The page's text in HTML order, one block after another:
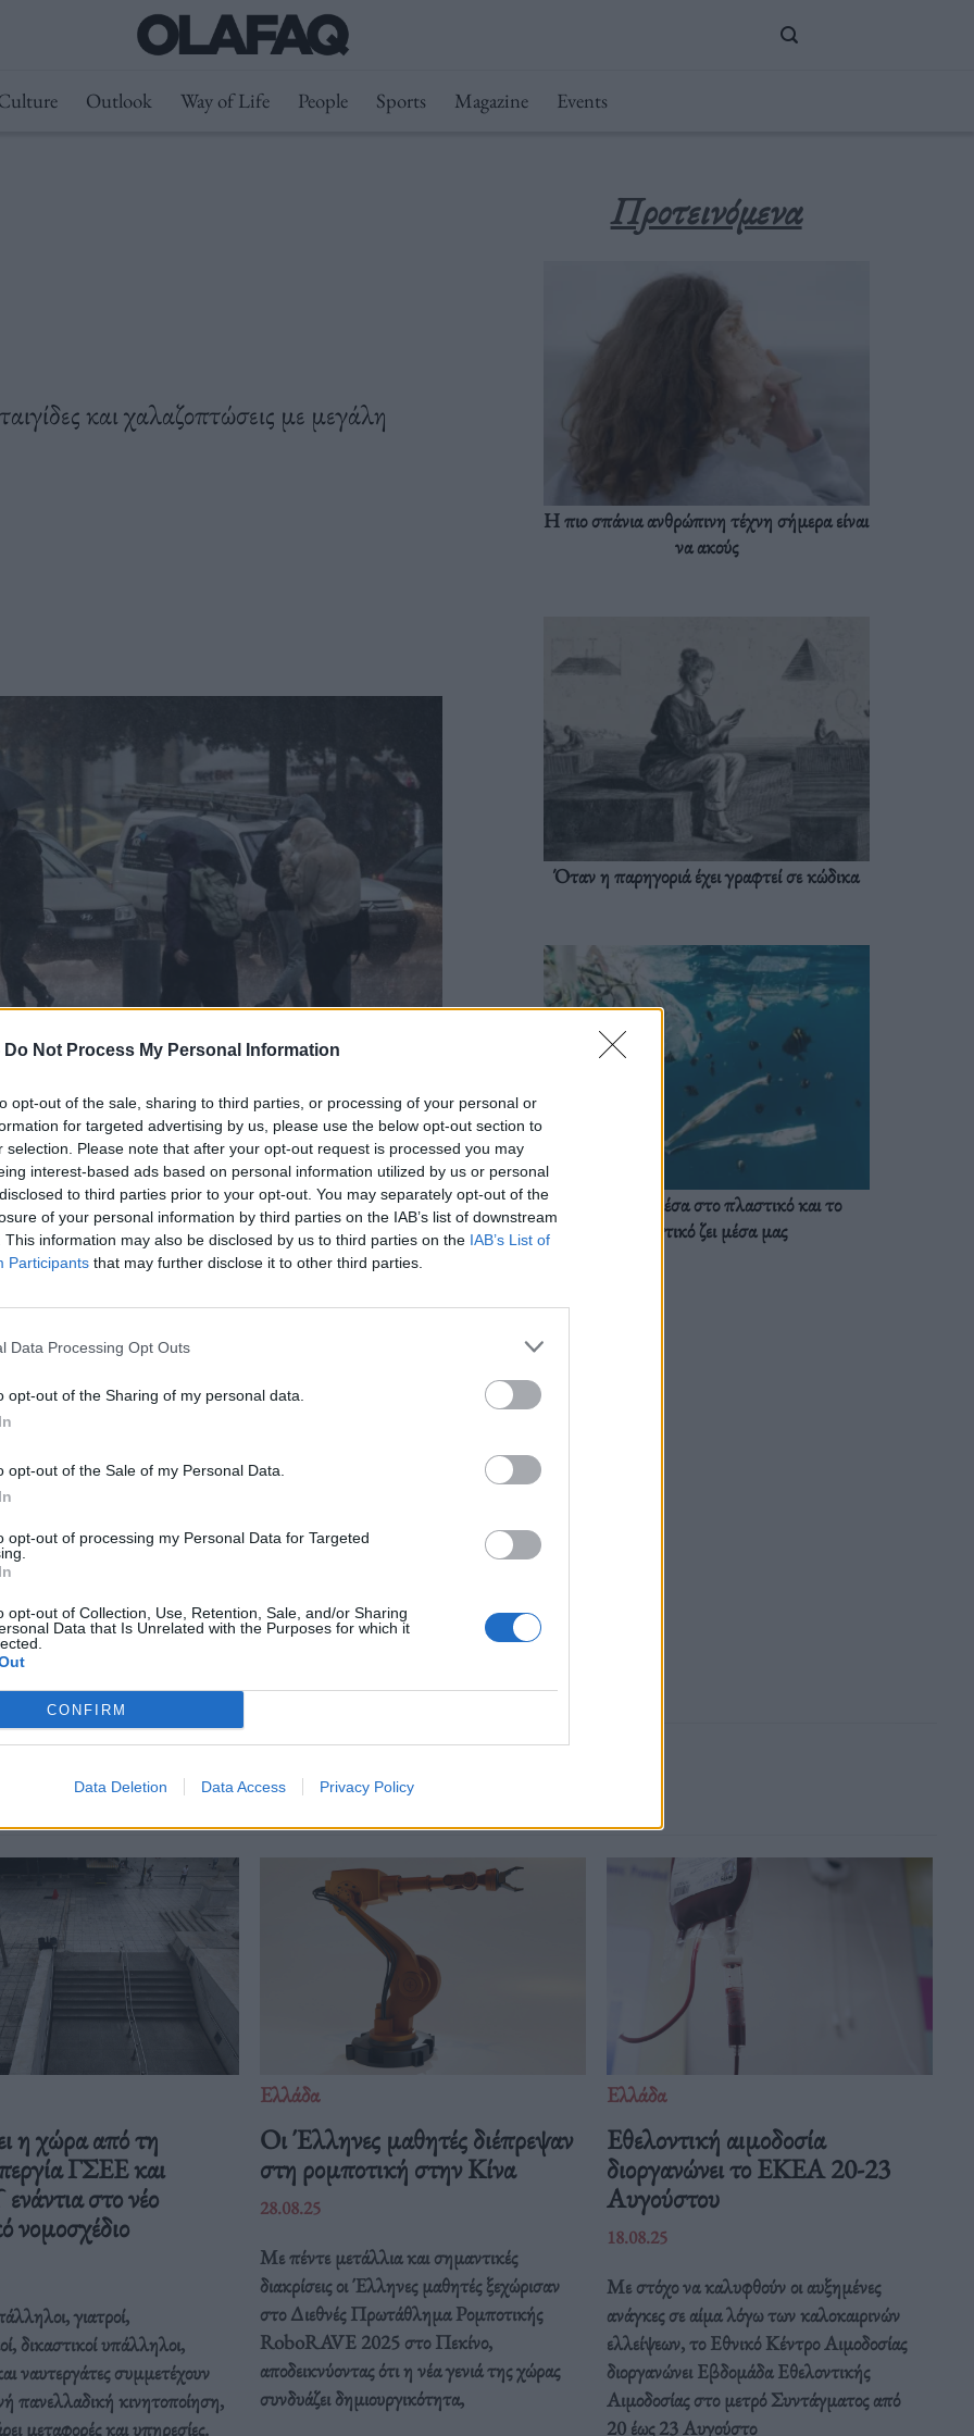
Do Not Process My Personal Information
opt-out of the sale, sharing to third parties, or processing of your personal or
for targeted advertising by us, please use the below opt-out section to
selection. Please note that after your opt-out request is processed you may
interest-based ads based on personal information utilized by us or personal
to third parties prior to your opt-out. You may separately opt-out of the
of your personal information by third parties on the IAB’s list of downstream
This information may also be disclosed by us to third parties on the IAB’s List of
Participants that may further disclose it to other third parties.
Data Processing Opt Outs
opt-out of the Sharing of my personal data.
opt-out of the Sale of my Personal Data.
opt-out of processing my Personal Data for Targeted
opt-out of Collection, Use, Retention, Sale, and/or Sharing
Data that Is Unrelated with the Purposes for which it
CONFIRM
Data Deletion Data Access Privacy Policy
Outlook Way of Life People Sports Magazine Events
και χαλαζοπτώσεις με μεγάλη
και χαλαζοπτώσεις με μεγάλη
,Καταιγίδες
Προτεινόμενα
Η πιο σπάνια ανθρώπινη τέχνη σήμερα είναι
να ακούς
Όταν η παρηγοριά έχει γραφτεί σε κώδικα
Ζούμε ήδη μέσα στο πλαστικό και το
πλαστικό ζει μέσα μας
Δείτε επίσης
η χώρα από τη
ΓΣΕΕ και
στο νέο
νομοσχέδιο
γιατροί,
δικαστικοί υπάλληλοι,
ναυτεργάτες συμμετέχουν
πανελλαδική κινητοποίηση,
μεταφορές και υπηρεσίες.
Ελλάδα
Οι Έλληνες μαθητές διέπρεψαν
στη ρομποτική στην Κίνα
28.08.25
Με πέντε μετάλλια και σημαντικές
διακρίσεις οι Έλληνες μαθητές ξεχώρισαν
στο Διεθνές Πρωτάθλημα Ρομποτικής
RoboRAVE 2025 στο Πεκίνο,
αποδεικνύοντας ότι η νέα γενιά της χώρας
συνδυάζει δημιουργικότητα,
Ελλάδα
Eθελοντική αιμοδοσία
διοργανώνει το ΕΚΕΑ 20-23
Αυγούστου
18.08.25
Με στόχο να καλυφθούν οι αυξημένες
ανάγκες σε αίμα λόγω των καλοκαιρινών
ελλείψεων, το Εθνικό Κέντρο Αιμοδοσίας
διοργανώνει Εβδομάδα Εθελοντικής
Αιμοδοσίας στο μετρό Συντάγματος από
20 έως 23 Αυγούστο